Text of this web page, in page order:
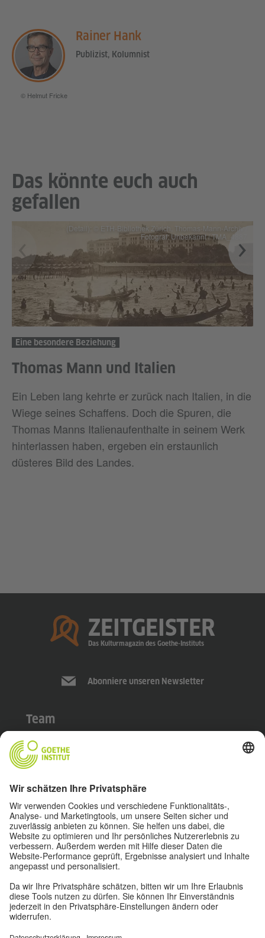
Rainer Hank
Publizist, Kolumnist
© Helmut Fricke
Das könnte euch auch
gefallen
Eine besondere Beziehung
Thomas Mann und Italien
Ein Leben lang kehrte er zurück nach Italien, in die
Wiege seines Schaffens. Doch die Spuren, die
Thomas Manns Italienaufenthalte in seinem Werk
hinterlassen haben, ergeben ein erstaunlich
düsteres Bild des Landes.
(Detail): © ETH-Bibliothek Zürich, Thomas-Mann-Archiv /
Fotograf: Unbekannt / TMA_4887
Startseite
ZEITGEISTER
Das Kulturmagazin des Goethe-Instituts
Abonniere unseren Newsletter
Team
About
Impressum
Datenschutz
Nutzungsbedingungen
Privatsphäre-Einstellungen